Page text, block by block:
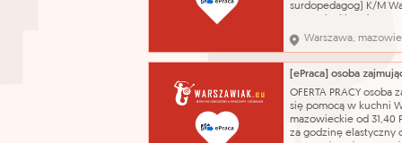
surdopedagog) K/M
150,00 PLN Elastyczne
pracy. Stawka: 70-150
brutto Umowa
Umowa o świadczenie
05.08.2026 Praca w
Terapeutycznym
Połączeni. wykszta
Warszawa,
OFERTA PRACY osoba
się pomocą w kuchni
mazowieckie od 31,40
za godzinę elastyczny